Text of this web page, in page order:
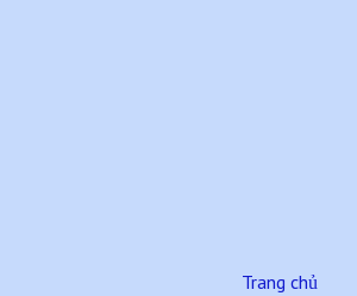
Trang chủ